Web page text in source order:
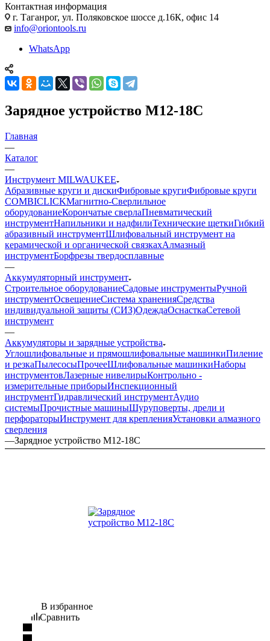
Контактная информация
г. Таганрог, ул. Поляковское шоссе д.16К, офис 14
info@oriontools.ru
WhatsApp
Зарядное устройство M12-18C
Главная
—
Каталог
—
Инструмент MILWAUKEE
Абразивные круги и дискиФибровые кругиФибровые круги
COMBICLICKМагнитно-Сверлильное
оборудованиеКорончатые сверлаПневматический
инструментНапильники и надфилиТехнические щеткиГибкий
абразивный инструментШлифовальный инструмент на
керамической и органической связкахАлмазный
инструментБорфрезы твердосплавные
—
Аккумуляторный инструмент
Строительное оборудованиеСадовые инструментыРучной
инструментОсвещениеСистема храненияСредства
индивидуальной защиты (СИЗ)ОдеждаОснасткаСетевой
инструмент
—
Аккумуляторы и зарядные устройства
Углошлифовальные и прямошлифовальные машинкиПиление
и резкаПылесосыПрочееШлифовальные машинкиНаборы
инструментовЛазерные нивелирыКонтрольно -
измерительные приборыИнспекционный
инструментГидравлический инструментАудио
системыПрочистные машиныШуруповерты, дрели и
перфораторыИнструмент для крепленияУстановки алмазного
сверления
—Зарядное устройство M12-18C
В избранное
Сравнить